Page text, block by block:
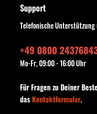
Support
Telefonische
+49 0800
Mo-Fr, 09:00 - 16:00 Uhr
Für Fragen zu Deiner
dasKontaktformular.